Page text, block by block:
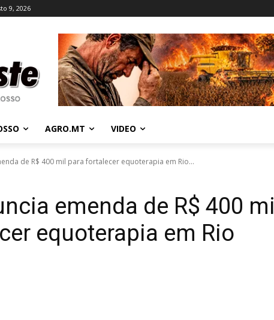
9, 2026
AGRO.MT VIDEO
de R$ 400 mil para fortalecer equoterapia em Rio...
emenda de R$ 400 mil
equoterapia em Rio